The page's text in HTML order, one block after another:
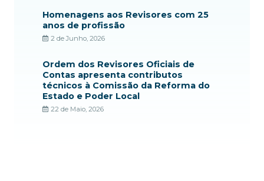
Homenagens aos Revisores com 25
anos de profissão
2 de Junho, 2026
Ordem dos Revisores Oficiais de
Contas apresenta contributos
técnicos à Comissão da Reforma do
Estado e Poder Local
22 de Maio, 2026